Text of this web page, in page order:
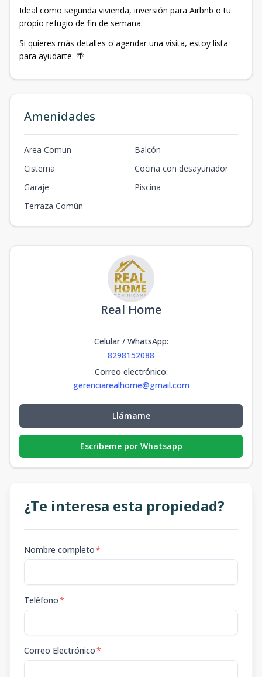
Ideal como segunda vivienda, inversión para Airbnb o tu
propio refugio de fin de semana.
Si quieres más detalles o agendar una visita, estoy lista
para ayudarte. 🌴
Amenidades
Area Comun
Balcón
Cisterna
Cocina con desayunador
Garaje
Piscina
Terraza Común
Real Home
Celular / WhatsApp:
8298152088
Correo electrónico:
gerenciarealhome@gmail.com
Llámame
Escribeme por Whatsapp
¿Te interesa esta propiedad?
Nombre completo*
Teléfono*
Correo Electrónico*